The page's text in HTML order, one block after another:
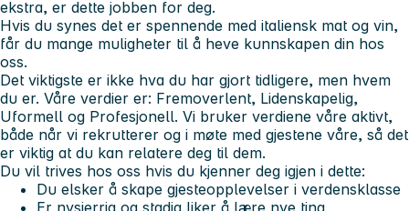
ekstra, er dette jobben for deg.
Hvis du synes det er spennende med italiensk mat og vin,
får du mange muligheter til å heve kunnskapen din hos
oss.
Det viktigste er ikke hva du har gjort tidligere, men hvem
du er. Våre verdier er: Fremoverlent, Lidenskapelig,
Uformell og Profesjonell. Vi bruker verdiene våre aktivt,
både når vi rekrutterer og i møte med gjestene våre, så det
er viktig at du kan relatere deg til dem.
Du vil trives hos oss hvis du kjenner deg igjen i dette:
Du elsker å skape gjesteopplevelser i verdensklasse
Er nysjerrig og stadig liker å lære nye ting